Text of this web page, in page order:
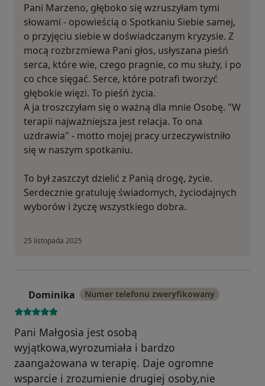
Pani Marzeno, głęboko się wzruszyłam tymi
słowami - opowieścią o Spotkaniu Siebie samej,
o przyjęciu siebie w doświadczanym kryzysie. Z
mocą rozbrzmiewa Pani głos, usłyszana pieśń
serca, które wie, czego pragnie, co mu służy, i po
co chce sięgać. Serce, które potrafi tworzyć
głębokie więzi. To pieśń życia.
A ja troszczyłam się o ważną dla mnie Osobę. "W
terapii najważniejsza jest relacja. To ona
uzdrawia" - motto mojej pracy urzeczywistniło
się w naszym spotkaniu.
To był zaszczyt dzielić z Panią drogę, życie.
Serdecznie gratuluję świadomych, życiodajnych
wyborów i życzę wszystkiego dobra.
25 listopada 2025
Dominika Numer telefonu zweryfikowany
Pani Małgosia jest osobą
wyjątkowa,wyrozumiała i bardzo
zaangażowana w terapię. Daje ogromne
wsparcie i zrozumienie drugiej osoby,nie